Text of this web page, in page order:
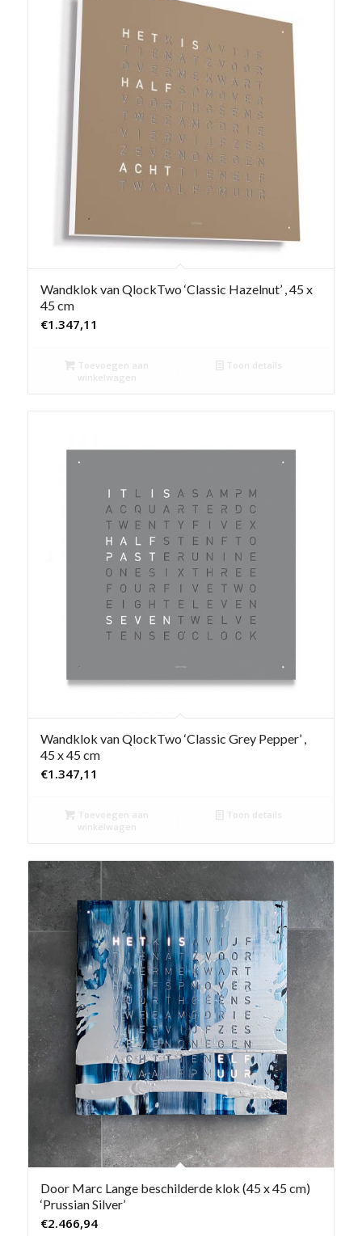
Wandklok van QlockTwo ‘Classic Hazelnut’ , 45 x
45 cm
€1.347,11
Toevoegen aan
winkelwagen
Toon details
Wandklok van QlockTwo ‘Classic Grey Pepper’ ,
45 x 45 cm
€1.347,11
Toevoegen aan
winkelwagen
Toon details
Door Marc Lange beschilderde klok (45 x 45 cm)
‘Prussian Silver’
€2.466,94